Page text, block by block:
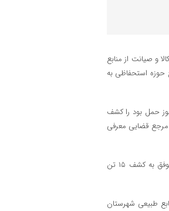
و صیانت از منابع
استحفاظی به
که فاقد هر گونه مجوز حمل بود را کشف
مرجع قضایی معرفی
سرهنگ عزیزی از بازداشت عاملان برداشت غیر مجاز ماسه از سواحل خبر داد و گفت: ماموران موفق به کشف ۱۵ تن
طبیعی شهرستان